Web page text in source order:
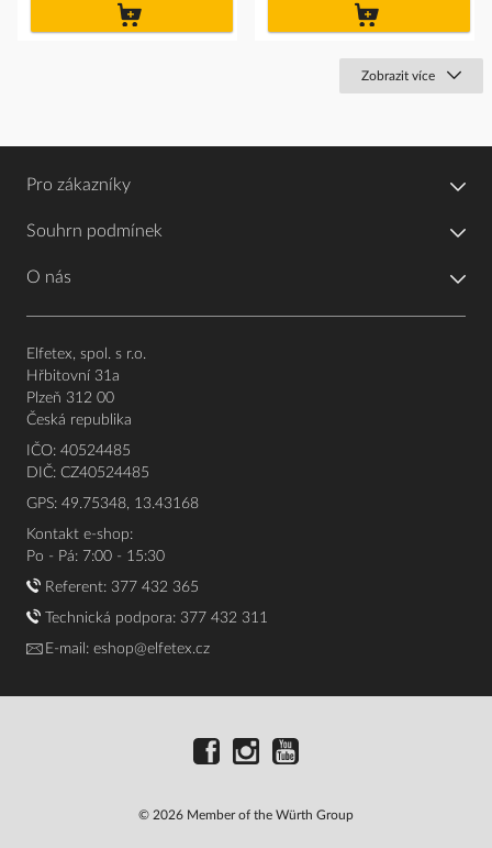
Zobrazit více
Pro zákazníky
Souhrn podmínek
O nás
Elfetex, spol. s r.o.
Hřbitovní 31a
Plzeň 312 00
Česká republika
IČO: 40524485
DIČ: CZ40524485
GPS: 49.75348, 13.43168
Kontakt e-shop:
Po - Pá: 7:00 - 15:30
Referent: 377 432 365
Technická podpora: 377 432 311
E-mail: eshop@elfetex.cz
© 2026 Member of the Würth Group